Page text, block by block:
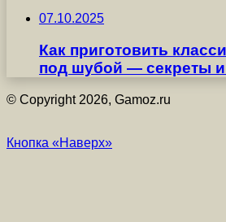
07.10.2025
Как приготовить
под шубой — секреты
© Copyright 2026, Gamoz.ru
Кнопка «Наверх»